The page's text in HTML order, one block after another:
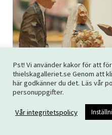
Liv och
Pst! Vi använder kakor för att
thielskagalleriet.se Genom att
här godkänner du det. Läs vår
personuppgifter.
Vår integritetspolicy